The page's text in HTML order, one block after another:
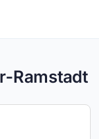
Ramstadt